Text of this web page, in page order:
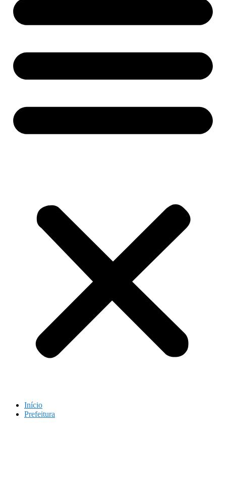
Início
Prefeitura